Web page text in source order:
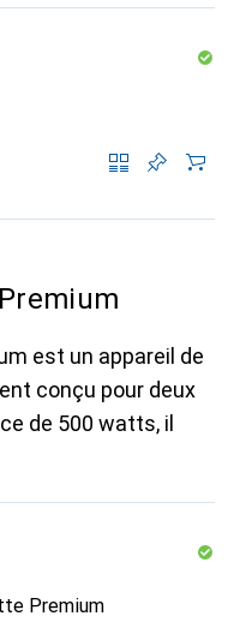
est un appareil de
conçu pour deux
de 500 watts, il
Premium